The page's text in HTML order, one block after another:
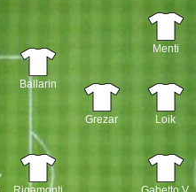
Ballarin
Grezar
Menti
Loik